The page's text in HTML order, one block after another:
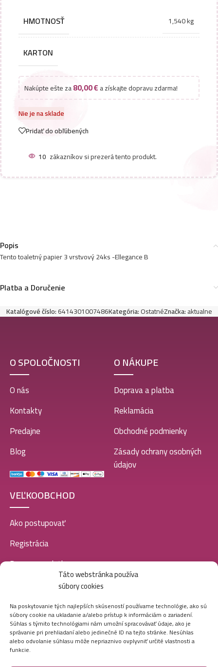
Táto webstránka používa
súbory cookies
Na poskytovanie tých najlepších skúseností používame technológie, ako sú
súbory cookie na ukladanie a/alebo prístup k informáciám o zariadení.
Súhlas s týmito technológiami nám umožní spracovávať údaje, ako je
správanie pri prehliadaní alebo jedinečné ID na tejto stránke. Nesúhlas
alebo odvolanie súhlasu môže nepriaznivo ovplyvniť určité vlastnosti a
funkcie.
HMOTNOSŤ 1,540 kg
KARTON
Nakúpte ešte za80,00€a získajte dopravu zdarma!
Nie je na sklade
Pridať do obľúbených
10 zákazníkov si prezerá tento produkt.
Popis
Tento toaletný papier 3 vrstvový 24ks -Ellegance B
Platba a Doručenie
Katalógové číslo:6414301007486Kategória:OstatnéZnačka:aktualne
O SPOLOČNOSTI
O nás
Kontakty
Predajne
Blog
O NÁKUPE
Doprava a platba
Reklamácia
Obchodné podmienky
Zásady ochrany osobných
údajov
VEĽKOOBCHOD
Ako postupovať
Registrácia
Doprava a platba
SOCIÁLNE SIETE